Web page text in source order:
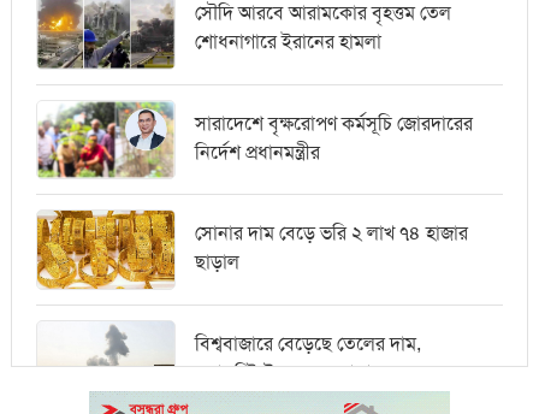
সৌদি আরবে আরামকোর বৃহত্তম তেল
শোধনাগারে ইরানের হামলা
সারাদেশে বৃক্ষরোপণ কর্মসূচি জোরদারের
নির্দেশ প্রধানমন্ত্রীর
সোনার দাম বেড়ে ভরি ২ লাখ ৭৪ হাজার
ছাড়াল
বিশ্ববাজারে বেড়েছে তেলের দাম,
ওয়ালস্ট্রিটে পতনের আভাস